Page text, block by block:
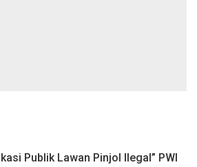
Publik Lawan Pinjol Ilegal” PWI